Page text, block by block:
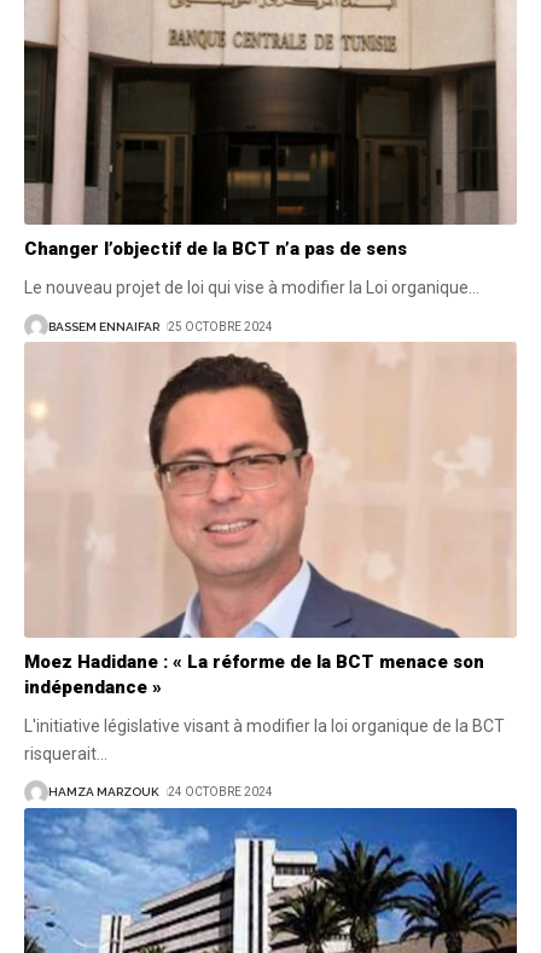
Changer l’objectif de la BCT n’a pas de sens
Le nouveau projet de loi qui vise à modifier la Loi organique
BASSEM ENNAIFAR 25 OCTOBRE 2024
Moez Hadidane : « La réforme de la BCT menace son
indépendance »
L'initiative législative visant à modifier la loi organique de la BCT
risquerait
HAMZA MARZOUK 24 OCTOBRE 2024